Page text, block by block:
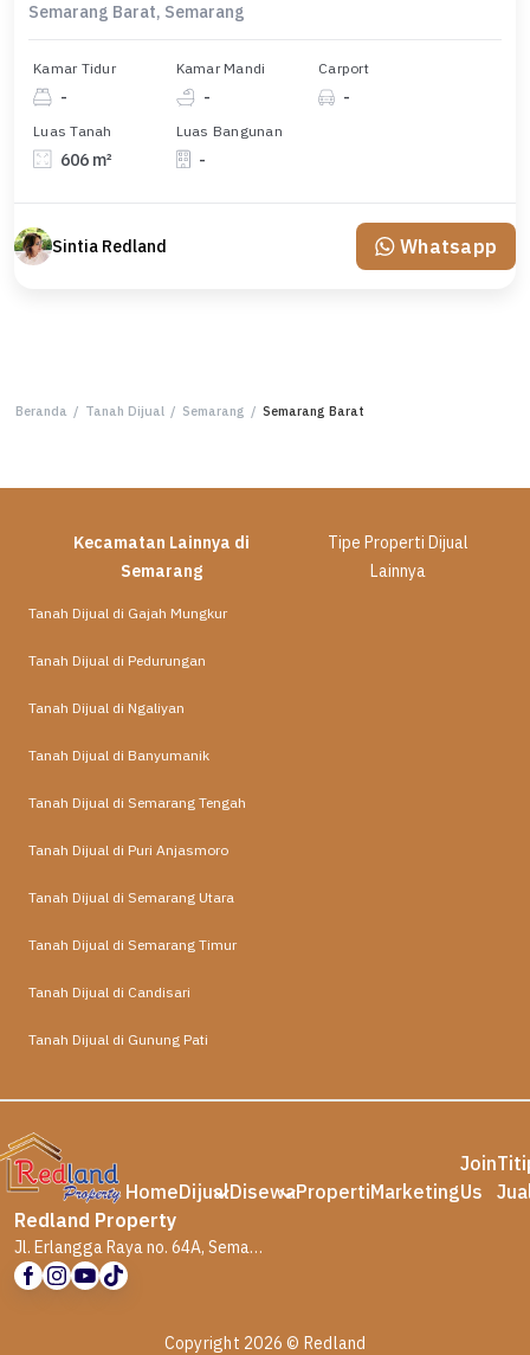
Semarang Barat, Semarang
Kamar Tidur
-
Kamar Mandi
-
Carport
-
Luas Tanah
606 m²
Luas Bangunan
-
Sintia Redland Whatsapp
Beranda / Tanah Dijual / Semarang / Semarang Barat
Kecamatan Lainnya di
Semarang
Tipe Properti Dijual
Lainnya
Tanah Dijual di Gajah Mungkur
Tanah Dijual di Pedurungan
Tanah Dijual di Ngaliyan
Tanah Dijual di Banyumanik
Tanah Dijual di Semarang Tengah
Tanah Dijual di Puri Anjasmoro
Tanah Dijual di Semarang Utara
Tanah Dijual di Semarang Timur
Tanah Dijual di Candisari
Tanah Dijual di Gunung Pati
HomeDijualDisewaPropertiMarketing
Join
Us
Redland Property
Jl. Erlangga Raya no. 64A, Semarang
Copyright 2026 © Redland